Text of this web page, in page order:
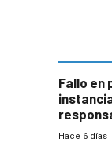
Fallo en
Estado
Hace 6 días